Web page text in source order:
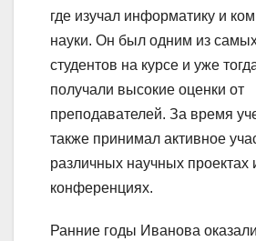
где изучал информатику и
науки. Он был одним из
студентов на курсе и уже
получали высокие оценки от
преподавателей. За время
также принимал активное
различных научных проектах
конференциях.
Ранние годы Иванова